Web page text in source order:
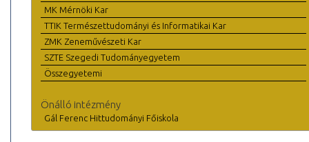
MK Mérnöki Kar
TTIK Természettudományi és Informatikai Kar
ZMK Zeneművészeti Kar
SZTE Szegedi Tudományegyetem
Összegyetemi
Önálló intézmény
Gál Ferenc Hittudományi Főiskola